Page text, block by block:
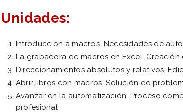
Unidades:
Introducción a macros. Necesidades de
La grabadora de macros en Excel. Creación
Direccionamientos absolutos y relativos.
Abrir libros con macros. Solución de
Avanzar en la automatización. Proceso
profesional